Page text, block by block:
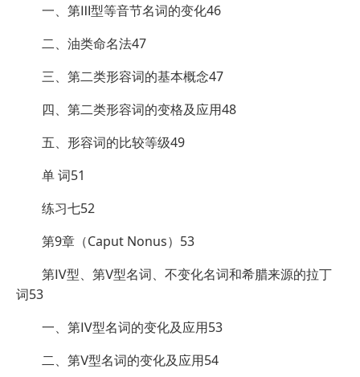
一、第Ⅲ型等音节名词的变化46
二、油类命名法47
三、第二类形容词的基本概念47
四、第二类形容词的变格及应用48
五、形容词的比较等级49
单 词51
练习七52
第9章（Caput Nonus）53
第Ⅳ型、第Ⅴ型名词、不变化名词和希腊来源的拉丁
词53
一、第Ⅳ型名词的变化及应用53
二、第Ⅴ型名词的变化及应用54